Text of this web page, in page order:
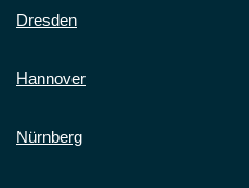
Dresden
Hannover
Nürnberg